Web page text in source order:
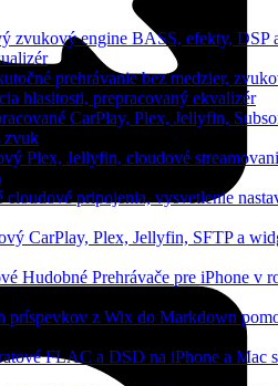
zvukový engine BASS, efekty, DSP
prehrávanie bez medzier,
hlasitosti, prepracovaný ekvalizér
CarPlay, Plex, Jellyfin,
zvuk
Plex, Jellyfin, cloudové
cloudové pripojenia, vysvetlenie
CarPlay, Plex, Jellyfin, SFTP a
Hudobné Prehrávače pre iPhone v
príspevkov z Wix do Markdown
FLAC a DSD na iPhone a Mac s